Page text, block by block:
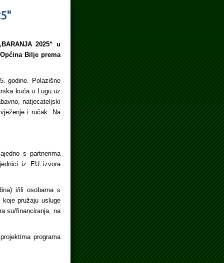
2025“ u
Bilje prema
godine. Polazišne
kuća u Lugu uz
natjecateljski
i ručak. Na
s partnerima
iz EU izvora
i/ili osobama s
pružaju usluge
su/financiranja, na
programa